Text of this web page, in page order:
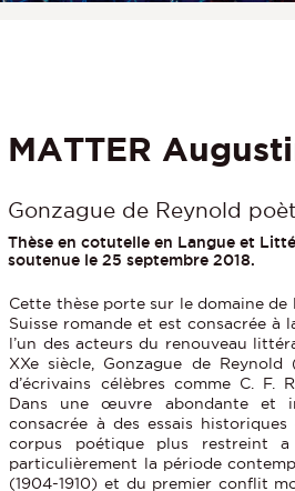
MATTER
Gonzague de Reynold
Thèse en cotutelle en Langue et
soutenue le 25 septembre 2018.
Cette thèse porte sur le domaine
Suisse romande et est consacrée
l’un des acteurs du renouveau
XXe siècle, Gonzague de Reynold
d’écrivains célèbres comme C. F.
Dans une œuvre abondante et
consacrée à des essais
corpus poétique plus restreint
particulièrement la période
(1904-1910) et du premier conflit